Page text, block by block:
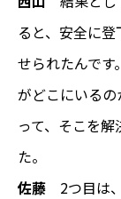
ると、安全に
せられたんで
がどこにいる
って、そこを
た。
佐藤 2つ目は